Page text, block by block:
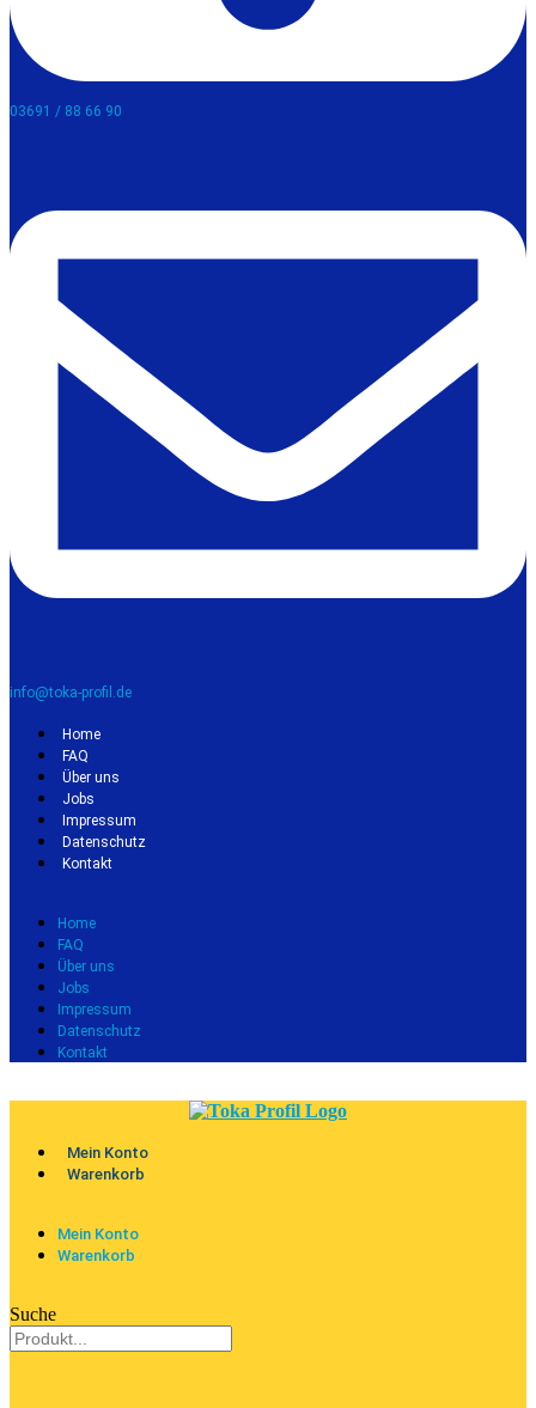
03691 / 88 66 90​
info@toka-profil.de
Home
FAQ
Über uns
Jobs
Impressum
Datenschutz
Kontakt
Home
FAQ
Über uns
Jobs
Impressum
Datenschutz
Kontakt
Mein Konto
Warenkorb
Mein Konto
Warenkorb
Suche